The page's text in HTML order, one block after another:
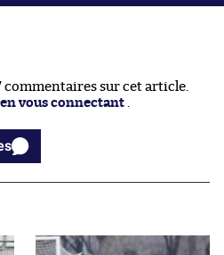
commentaires sur cet article.
en vous connectant .